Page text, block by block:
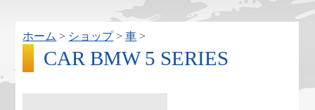
ホーム > ショップ>車 >
CAR BMW 5 SERIES